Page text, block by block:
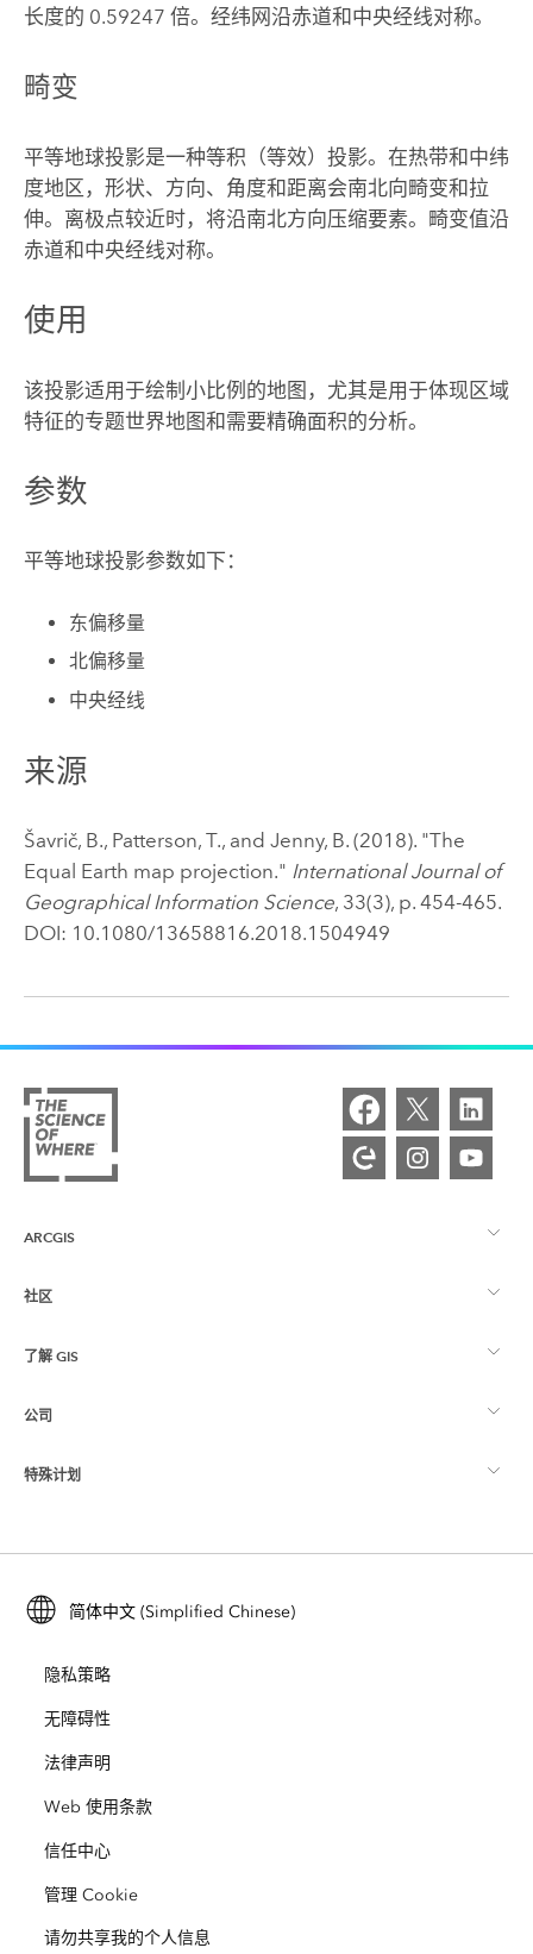
长度的 0.59247 倍。经纬网沿赤道和中央经线对称。
畸变
平等地球投影是一种等积（等效）投影。在热带和中纬
度地区，形状、方向、角度和距离会南北向畸变和拉
伸。离极点较近时，将沿南北方向压缩要素。畸变值沿
赤道和中央经线对称。
使用
该投影适用于绘制小比例的地图，尤其是用于体现区域
特征的专题世界地图和需要精确面积的分析。
参数
平等地球投影参数如下：
东偏移量
北偏移量
中央经线
来源
Šavrič, B., Patterson, T., and Jenny, B. (2018). "The
Equal Earth map projection." International Journal of
Geographical Information Science, 33(3), p. 454-465.
DOI: 10.1080/13658816.2018.1504949
ARCGIS
ArcGIS 概览
制图
Esri Store
社区
Esri 社区
ArcGIS 博客
用户研究和测试
Esri 年轻专家关系网
了解 GIS
什么是 GIS？
位置智能
培训
ArcUser
ArcNews
ArcWatch
Esri Press
Esri 视频
公司
关于 Esri
招贤纳士
开放视野
业务行为准则
网站地图
特殊计划
ArcGIS for Student Use
保护
教育
种族平等
简体中文 (Simplified Chinese)
隐私策略
无障碍性
法律声明
Web 使用条款
信任中心
管理 Cookie
请勿共享我的个人信息